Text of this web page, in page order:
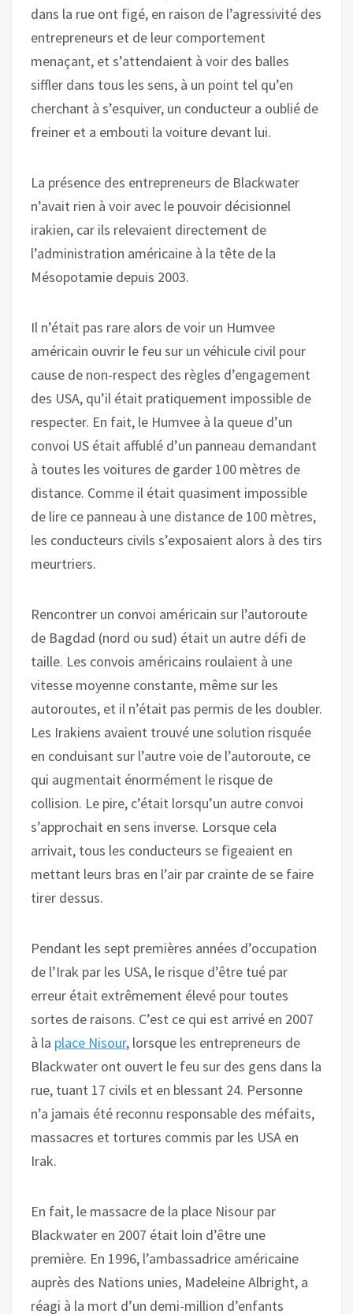
dans la rue ont figé, en raison de l’agressivité des
entrepreneurs et de leur comportement
menaçant, et s’attendaient à voir des balles
siffler dans tous les sens, à un point tel qu’en
cherchant à s’esquiver, un conducteur a oublié de
freiner et a embouti la voiture devant lui.
La présence des entrepreneurs de Blackwater
n’avait rien à voir avec le pouvoir décisionnel
irakien, car ils relevaient directement de
l’administration américaine à la tête de la
Mésopotamie depuis 2003.
Il n’était pas rare alors de voir un Humvee
américain ouvrir le feu sur un véhicule civil pour
cause de non-respect des règles d’engagement
des USA, qu’il était pratiquement impossible de
respecter. En fait, le Humvee à la queue d’un
convoi US était affublé d’un panneau demandant
à toutes les voitures de garder 100 mètres de
distance. Comme il était quasiment impossible
de lire ce panneau à une distance de 100 mètres,
les conducteurs civils s’exposaient alors à des tirs
meurtriers.
Rencontrer un convoi américain sur l’autoroute
de Bagdad (nord ou sud) était un autre défi de
taille. Les convois américains roulaient à une
vitesse moyenne constante, même sur les
autoroutes, et il n’était pas permis de les doubler.
Les Irakiens avaient trouvé une solution risquée
en conduisant sur l’autre voie de l’autoroute, ce
qui augmentait énormément le risque de
collision. Le pire, c’était lorsqu’un autre convoi
s’approchait en sens inverse. Lorsque cela
arrivait, tous les conducteurs se figeaient en
mettant leurs bras en l’air par crainte de se faire
tirer dessus.
Pendant les sept premières années d’occupation
de l’Irak par les USA, le risque d’être tué par
erreur était extrêmement élevé pour toutes
sortes de raisons. C’est ce qui est arrivé en 2007
à la place Nisour, lorsque les entrepreneurs de
Blackwater ont ouvert le feu sur des gens dans la
rue, tuant 17 civils et en blessant 24. Personne
n’a jamais été reconnu responsable des méfaits,
massacres et tortures commis par les USA en
Irak.
En fait, le massacre de la place Nisour par
Blackwater en 2007 était loin d’être une
première. En 1996, l’ambassadrice américaine
auprès des Nations unies, Madeleine Albright, a
réagi à la mort d’un demi-million d’enfants